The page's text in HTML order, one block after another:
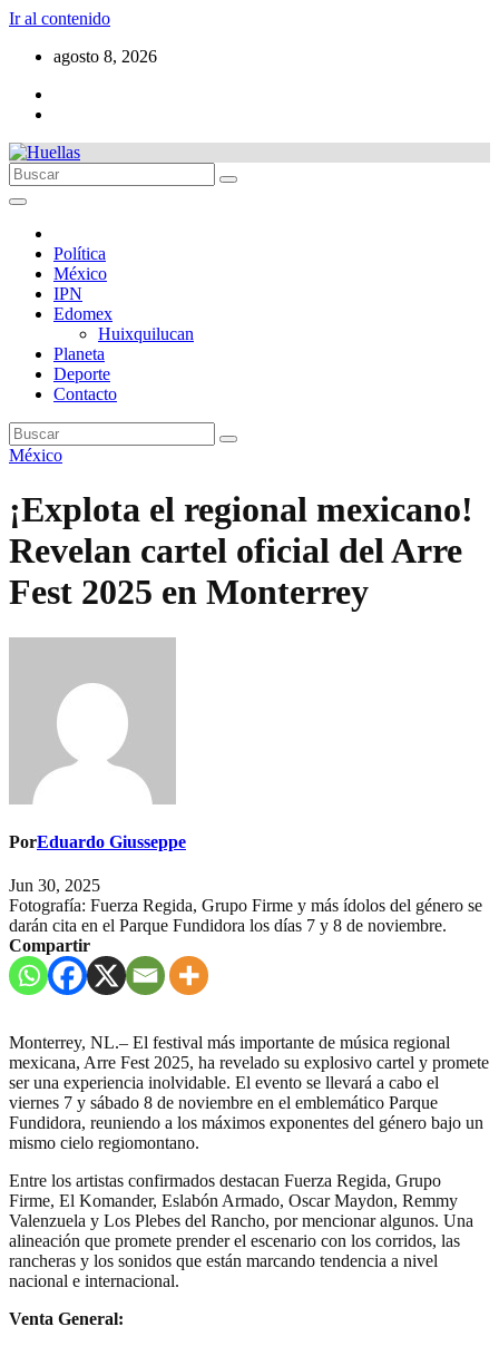
Ir al contenido
agosto 8, 2026
Política
México
IPN
Edomex
Huixquilucan
Planeta
Deporte
Contacto
México
¡Explota el regional mexicano!
Revelan cartel oficial del Arre
Fest 2025 en Monterrey
PorEduardo Giusseppe
Jun 30, 2025
Fotografía: Fuerza Regida, Grupo Firme y más ídolos del género se
darán cita en el Parque Fundidora los días 7 y 8 de noviembre.
Compartir
Monterrey, NL.– El festival más importante de música regional
mexicana, Arre Fest 2025, ha revelado su explosivo cartel y promete
ser una experiencia inolvidable. El evento se llevará a cabo el
viernes 7 y sábado 8 de noviembre en el emblemático Parque
Fundidora, reuniendo a los máximos exponentes del género bajo un
mismo cielo regiomontano.
Entre los artistas confirmados destacan Fuerza Regida, Grupo
Firme, El Komander, Eslabón Armado, Oscar Maydon, Remmy
Valenzuela y Los Plebes del Rancho, por mencionar algunos. Una
alineación que promete prender el escenario con los corridos, las
rancheras y los sonidos que están marcando tendencia a nivel
nacional e internacional.
Venta General: